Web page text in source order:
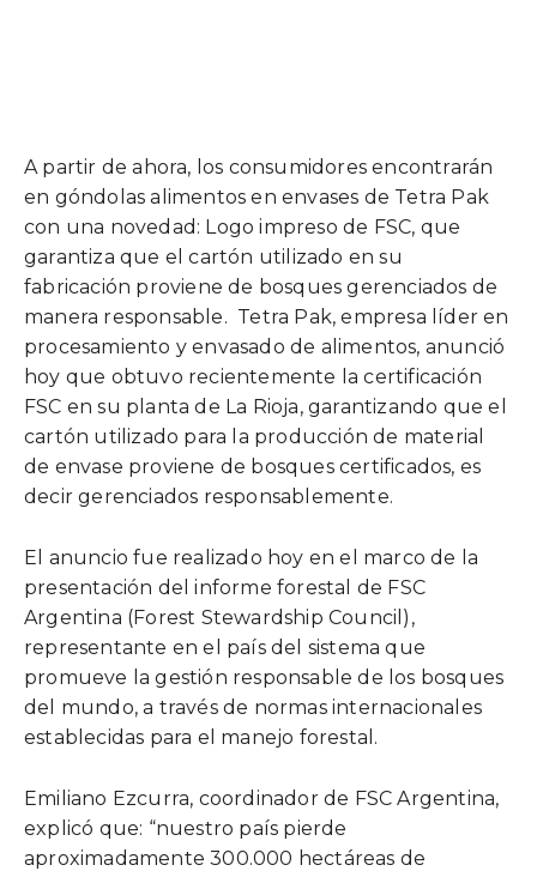
A partir de ahora, los consumidores encontrarán
en góndolas alimentos en envases de Tetra Pak
con una novedad: Logo impreso de FSC, que
garantiza que el cartón utilizado en su
fabricación proviene de bosques gerenciados de
manera responsable. Tetra Pak, empresa líder en
procesamiento y envasado de alimentos, anunció
hoy que obtuvo recientemente la certificación
FSC en su planta de La Rioja, garantizando que el
cartón utilizado para la producción de material
de envase proviene de bosques certificados, es
decir gerenciados responsablemente.
El anuncio fue realizado hoy en el marco de la
presentación del informe forestal de FSC
Argentina (Forest Stewardship Council),
representante en el país del sistema que
promueve la gestión responsable de los bosques
del mundo, a través de normas internacionales
establecidas para el manejo forestal.
Emiliano Ezcurra, coordinador de FSC Argentina,
explicó que: “nuestro país pierde
aproximadamente 300.000 hectáreas de